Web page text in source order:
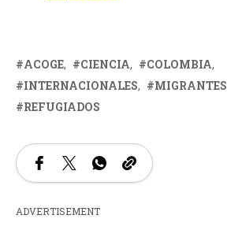
ACOGE CIENCIA
COLOMBIA
INTERNACIONALES
MIGRANTES
REFUGIADOS
ADVERTISEMENT